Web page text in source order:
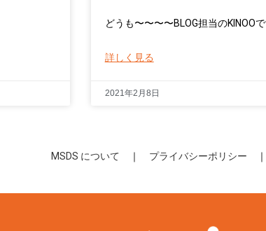
どうも〜〜〜〜BLOG担当のKINOO
詳しく見る
2021年2月8日
MSDS について ｜ プライバシーポリシー